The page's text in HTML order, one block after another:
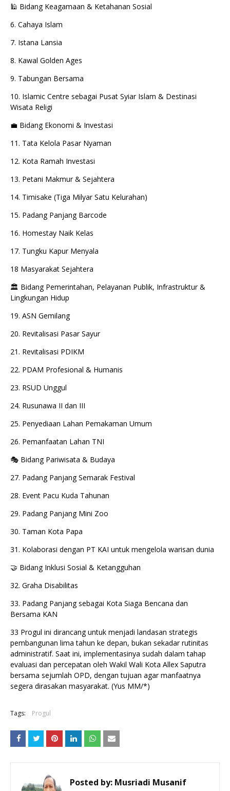
🕌 Bidang Keagamaan & Ketahanan Sosial
6. Cahaya Islam
7. Istana Lansia
8. Kawal Golden Ages
9. Tabungan Bersama
10. Islamic Centre sebagai Pusat Syiar Islam & Destinasi
Wisata Religi
💼 Bidang Ekonomi & Investasi
11. Tata Kelola Pasar Nyaman
12. Kota Ramah Investasi
13. Petani Makmur & Sejahtera
14. Timisake (Tiga Milyar Satu Kelurahan)
15. Padang Panjang Barcode
16. Homestay Naik Kelas
17. Tungku Kapur Menyala
18 Masyarakat Sejahtera
🏛️ Bidang Pemerintahan, Pelayanan Publik, Infrastruktur &
Lingkungan Hidup
19. ASN Gemilang
20. Revitalisasi Pasar Sayur
21. Revitalisasi PDIKM
22. PDAM Profesional & Humanis
23. RSUD Unggul
24. Rusunawa II dan III
25. Penyediaan Lahan Pemakaman Umum
26. Pemanfaatan Lahan TNI
🎭 Bidang Pariwisata & Budaya
27. Padang Panjang Semarak Festival
28. Event Pacu Kuda Tahunan
29. Padang Panjang Mini Zoo
30. Taman Kota Papa
31. Kolaborasi dengan PT KAI untuk mengelola warisan dunia
🤝 Bidang Inklusi Sosial & Ketangguhan
32. Graha Disabilitas
33. Padang Panjang sebagai Kota Siaga Bencana dan
Bersama KAN
33 Progul ini dirancang untuk menjadi landasan strategis
pembangunan lima tahun ke depan, bukan sekadar rutinitas
administratif. Saat ini, implementasinya sudah dalam tahap
evaluasi dan percepatan oleh Wakil Wali Kota Allex Saputra
bersama sejumlah OPD, dengan tujuan agar manfaatnya
segera dirasakan masyarakat. (Yus MM/*)
Tags: Progul
Posted by: Musriadi Musanif